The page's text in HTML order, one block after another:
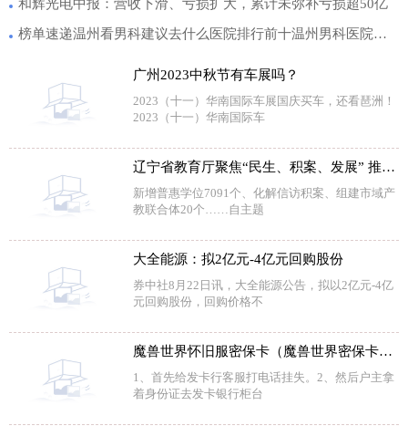
和辉光电中报：营收下滑、亏损扩大，累计未弥补亏损超50亿
榜单速递温州看男科建议去什么医院排行前十温州男科医院专业是哪家
广州2023中秋节有车展吗？
2023（十一）华南国际车展国庆买车，还看琶洲！
2023（十一）华南国际车
辽宁省教育厅聚焦“民生、积案、发展” 推动主题教育走深走实
新增普惠学位7091个、化解信访积案、组建市域产
教联合体20个……自主题
大全能源：拟2亿元-4亿元回购股份
券中社8月22日讯，大全能源公告，拟以2亿元-4亿
元回购股份，回购价格不
魔兽世界怀旧服密保卡（魔兽世界密保卡丢失）
1、首先给发卡行客服打电话挂失。2、然后户主拿
着身份证去发卡银行柜台